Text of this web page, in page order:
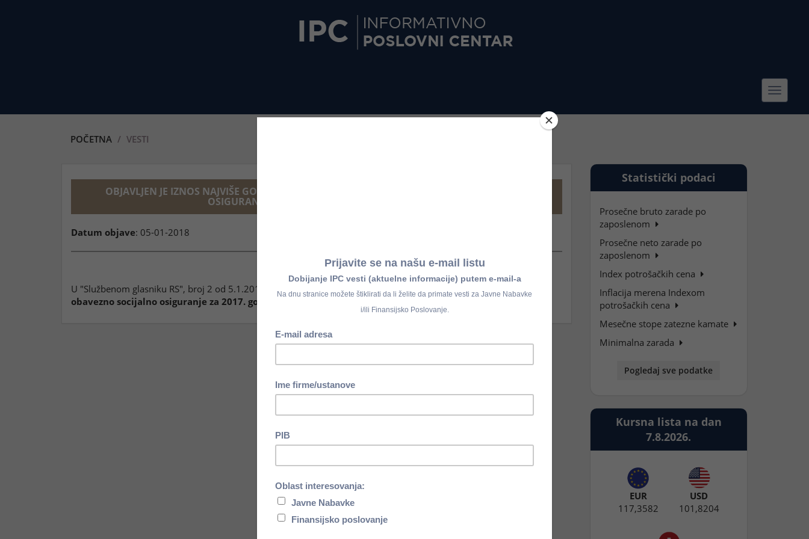
Toggle
POČETNA VESTI
OBJAVLJEN JE IZNOS NAJVIŠE GODIŠNJE OSNOVICE DOPRINOSA ZA OBAVEZNO SOCIJALNO
OSIGURANJE ZA 2017. GODINU (3.951.855 din.)
Datum objave: 05-01-2018
U "Službenom glasniku RS", broj 2 od 5.1.2018. godine objavljena je najviša godišnja osnovica doprinosa za
obavezno socijalno osiguranje za 2017. godinu i iznosi 3.951.855 dinara.
Statistički podaci
Prosečne bruto zarade po
zaposlenom
Prosečne neto zarade po
zaposlenom
Index potrošačkih cena
Inflacija merena Indexom
potrošačkih cena
Mesečne stope zatezne kamate
Minimalna zarada
Pogledaj sve podatke
Kursna lista na dan
7.8.2026.
EUR
117,3582
USD
101,8204